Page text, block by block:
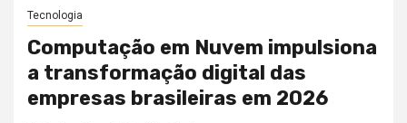
Tecnologia
Computação em Nuvem impulsiona
a transformação digital das
empresas brasileiras em 2026